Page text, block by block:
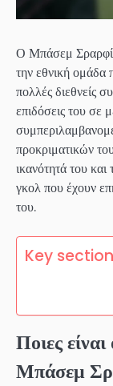
Ο Μπάσεμ Σραρφί
την εθνική ομάδα
πολλές διεθνείς
επιδόσεις του σε
προκριματικών
ικανότητά του
γκολ που έχουν
του.
Key
Ποιες
Μπάσεμ